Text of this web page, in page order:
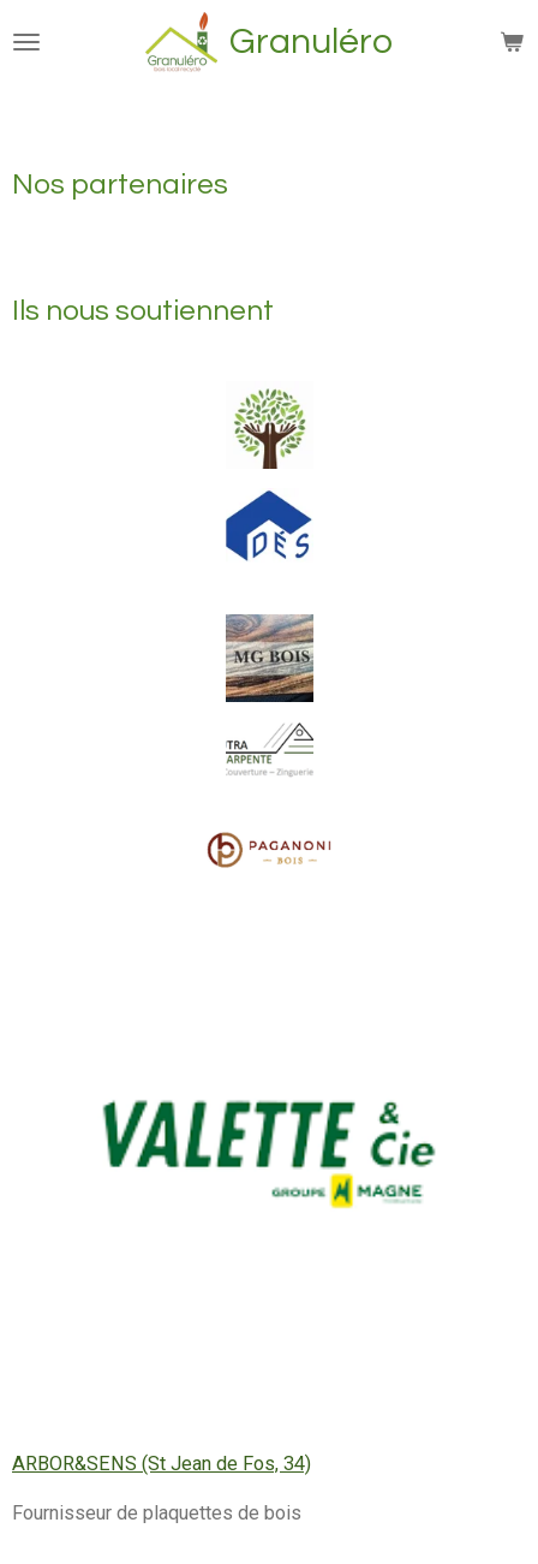
au
Granuléro
Nos partenaires
Ils nous soutiennent
ARBOR&SENS (St Jean de Fos, 34)
Fournisseur de plaquettes de bois